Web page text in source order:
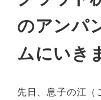
のアンパ
ムにいき
先日、息子の江（